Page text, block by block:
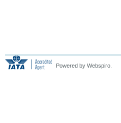
Powered by Webspiro.